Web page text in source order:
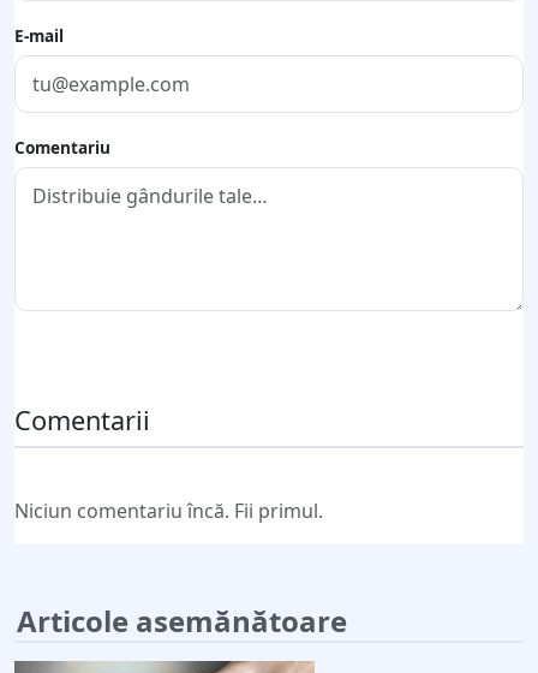
E-mail
Comentariu
Comentarii
Niciun comentariu încă. Fii primul.
Articole asemănătoare